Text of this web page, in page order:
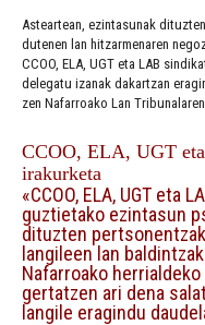
Asteartean, ezintasunak
dutenen lan hitzarmenaren
CCOO, ELA, UGT eta LAB
delegatu izanak dakartzan
zen Nafarroako Lan Tribunalaren
CCOO, ELA, UGT
irakurketa
«CCOO, ELA, UGT eta
guztietako ezintasun
dituzten
langileen lan
Nafarroako
gertatzen ari dena
langile eragindu